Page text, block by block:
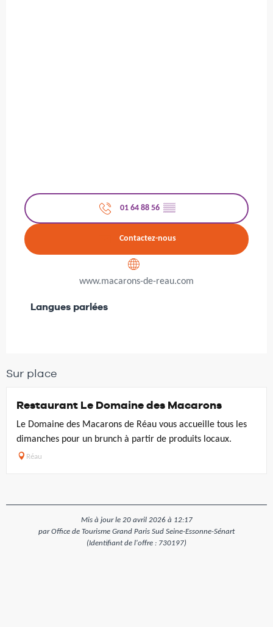
01 64 88 56 ▒▒
Contactez-nous
www.macarons-de-reau.com
Langues parlées
Langues parlées
Sur place
Restaurant Le Domaine des Macarons
Le Domaine des Macarons de Réau vous accueille tous les
dimanches pour un brunch à partir de produits locaux.
Réau
Mis à jour le 20 avril 2026 à 12:17
par Office de Tourisme Grand Paris Sud Seine-Essonne-Sénart
(Identifiant de l'offre : 730197)